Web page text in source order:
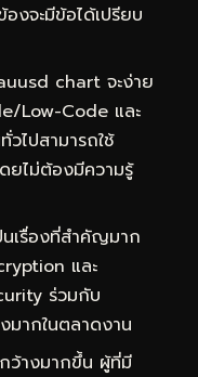
งจะมีข้อได้เปรียบ
chart จะง่าย
Low-Code และ
ไปสามารถใช้
ยไม่ต้องมีความรู้
เรื่องที่สำคัญมาก
และ
ร่วมกับ
มากในตลาดงาน
ว้างมากขึ้น ผู้ที่มี